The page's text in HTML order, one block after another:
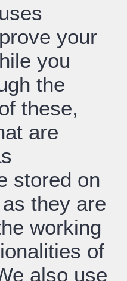
your
you
the
these,
are
stored on
they are
working
of
also use